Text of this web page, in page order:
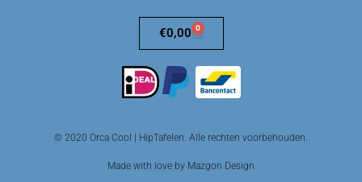
€0,00 0
© 2020 Orca Cool | HipTafelen. Alle rechten voorbehouden.
Made with love by Mazgon Design